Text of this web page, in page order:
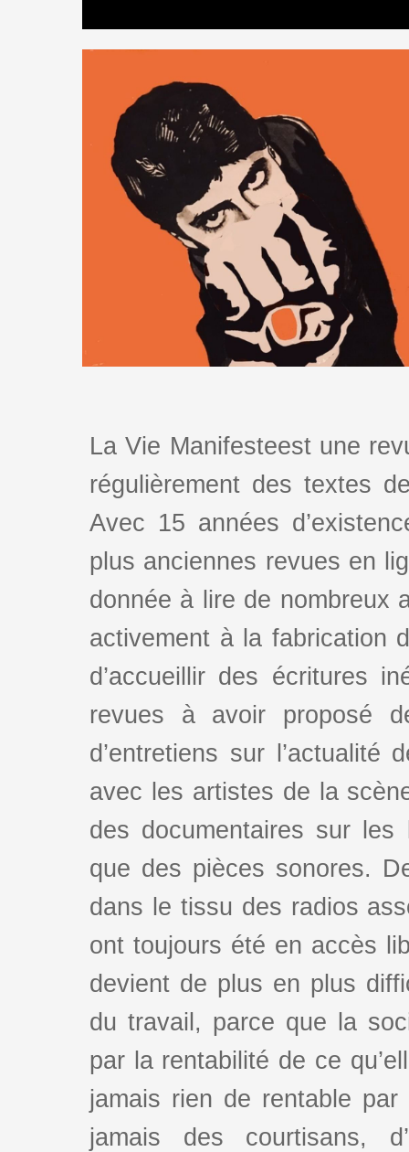
La Vie Manifesteest une
régulièrement des textes
Avec 15 années
plus anciennes revues en
donnée à lire de nombreux
activement à la fabrication
d’accueillir des écritures
revues à avoir proposé
d’entretiens sur l’actualité
avec les artistes de la
des documentaires sur
que des pièces sonores.
dans le tissu des radios
ont toujours été en accès
devient de plus en plus
du travail, parce que la
par la rentabilité de ce
jamais rien de rentable
jamais des courtisans,